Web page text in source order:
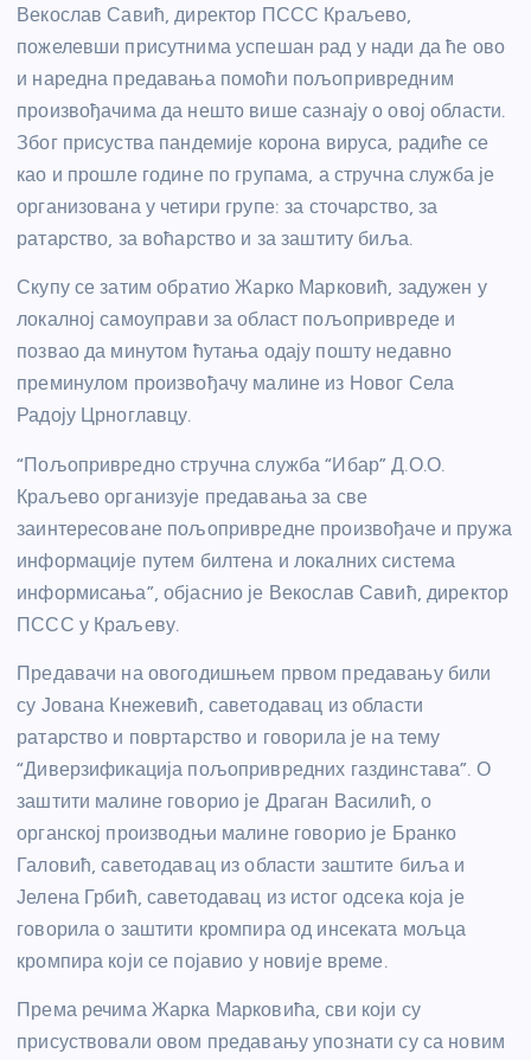
Векослав Савић, директор ПССС Краљево,
пожелевши присутнима успешан рад у нади да ће ово
и наредна предавања помоћи пољопривредним
произвођачима да нешто више сазнају о овој области.
Због присуства пандемије корона вируса, радиће се
као и прошле године по групама, а стручна служба је
организована у четири групе: за сточарство, за
ратарство, за воћарство и за заштиту биља.
Скупу се затим обратио Жарко Марковић, задужен у
локалној самоуправи за област пољопривреде и
позвао да минутом ћутања одају пошту недавно
преминулом произвођачу малине из Новог Села
Радоју Црноглавцу.
“Пољопривредно стручна служба “Ибар” Д.О.О.
Краљево организује предавања за све
заинтересоване пољопривредне произвођаче и пружа
информације путем билтена и локалних система
информисања”, објаснио је Векослав Савић, директор
ПССС у Краљеву.
Предавачи на овогодишњем првом предавању били
су Јована Кнежевић, саветодавац из области
ратарство и повртарство и говорила је на тему
“Диверзификација пољопривредних газдинстава”. О
заштити малине говорио је Драган Василић, о
органској производњи малине говорио је Бранко
Галовић, саветодавац из области заштите биља и
Јелена Грбић, саветодавац из истог одсека која је
говорила о заштити кромпира од инсеката мољца
кромпира који се појавио у новије време.
Према речима Жарка Марковића, сви који су
присуствовали овом предавању упознати су са новим